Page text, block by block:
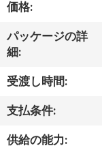
ち
に
つ
い
て
価格:
パッケージの詳
細:
受渡し時間:
支払条件:
供給の能力: